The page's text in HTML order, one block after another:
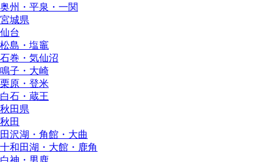
奥州・平泉・一関
宮城県
仙台
松島・塩竈
石巻・気仙沼
鳴子・大崎
栗原・登米
白石・蔵王
秋田県
秋田
田沢湖・角館・大曲
十和田湖・大館・鹿角
白神・男鹿